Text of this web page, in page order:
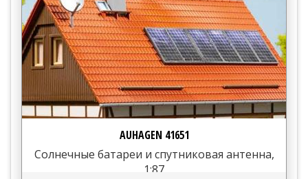
AUHAGEN 41651
Солнечные батареи и спутниковая антенна,
1:87